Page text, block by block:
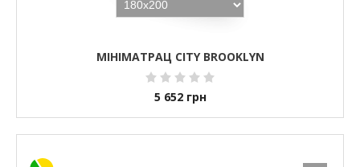
МІНІМАТРАЦ CITY BROOKLYN
5 652 грн